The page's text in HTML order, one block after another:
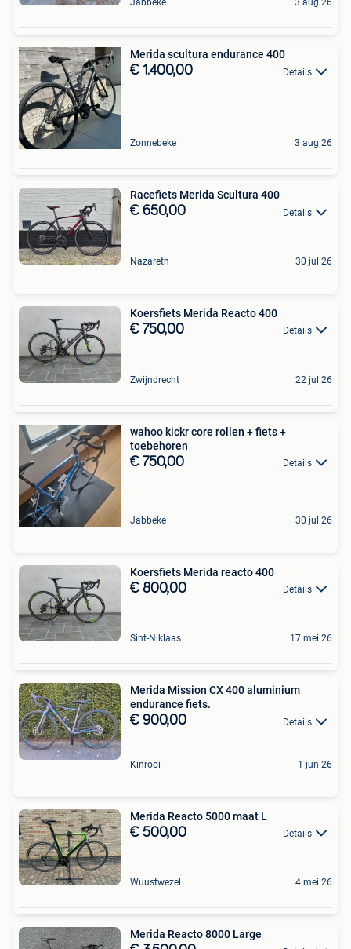
Jabbeke 3 aug 26
Merida scultura endurance 400
€ 1.400,00 Details
Zonnebeke 3 aug 26
Racefiets Merida Scultura 400
€ 650,00 Details
Nazareth 30 jul 26
Koersfiets Merida Reacto 400
€ 750,00 Details
Zwijndrecht 22 jul 26
wahoo kickr core rollen + fiets +
toebehoren
€ 750,00 Details
Jabbeke 30 jul 26
Koersfiets Merida reacto 400
€ 800,00 Details
Sint-Niklaas 17 mei 26
Merida Mission CX 400 aluminium
endurance fiets.
€ 900,00 Details
Kinrooi 1 jun 26
Merida Reacto 5000 maat L
€ 500,00 Details
Wuustwezel 4 mei 26
Merida Reacto 8000 Large